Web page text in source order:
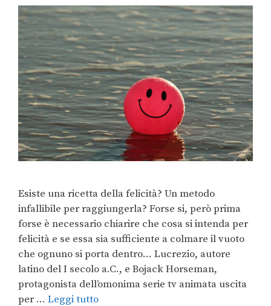
Esiste una ricetta della felicità? Un metodo
infallibile per raggiungerla? Forse si, però prima
forse è necessario chiarire che cosa si intenda per
felicità e se essa sia sufficiente a colmare il vuoto
che ognuno si porta dentro… Lucrezio, autore
latino del I secolo a.C., e Bojack Horseman,
protagonista dell’omonima serie tv animata uscita
per … Leggi tutto